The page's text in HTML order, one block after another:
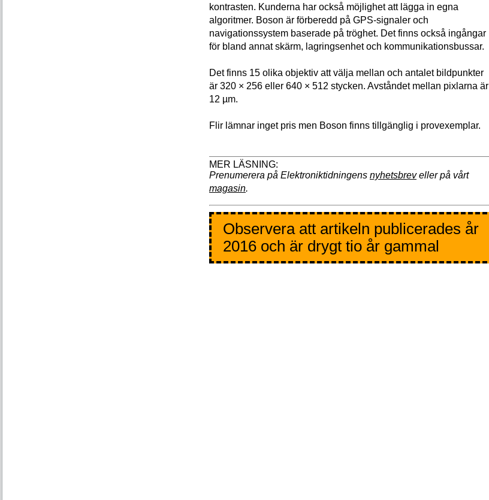
kontrasten. Kunderna har också möjlighet att lägga in egna
algoritmer. Boson är förberedd på GPS-signaler och
navigationssystem baserade på tröghet. Det finns också ingångar
för bland annat skärm, lagringsenhet och kommunikationsbussar.
Det finns 15 olika objektiv att välja mellan och antalet bildpunkter
är 320 × 256 eller 640 × 512 stycken. Avståndet mellan pixlarna är
12 µm.
Flir lämnar inget pris men Boson finns tillgänglig i provexemplar.
Prenumerera på Elektroniktidningens nyhetsbreveller på vårt
magasin.
Observera att artikeln publicerades år
2016 och är drygt tio år gammal